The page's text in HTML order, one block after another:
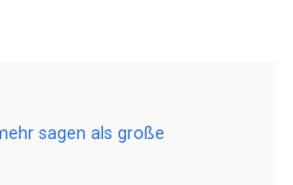
sagen als große